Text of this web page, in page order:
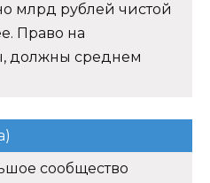
млрд рублей чистой
Право на
должны среднем
сообщество